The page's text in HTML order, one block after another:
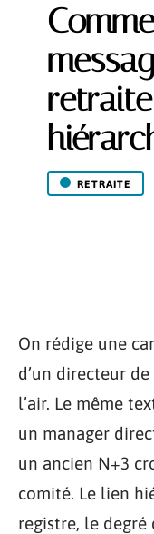
RETRAITE
On rédige une
d’un directeur
l’air. Le même
un manager
un ancien N+3
comité. Le lien
registre, le degré